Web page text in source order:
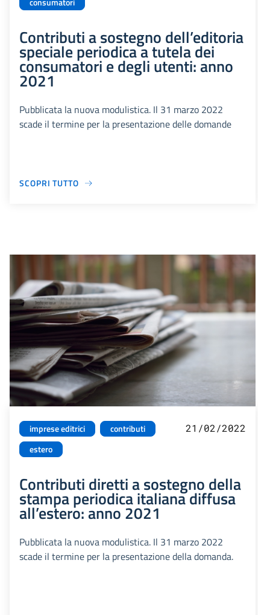
consumatori
Contributi a sostegno dell’editoria
speciale periodica a tutela dei
consumatori e degli utenti: anno
2021
Pubblicata la nuova modulistica. Il 31 marzo 2022
scade il termine per la presentazione delle domande
SCOPRI TUTTO
imprese editrici
contributi
estero
21/02/2022
Contributi diretti a sostegno della
stampa periodica italiana diffusa
all’estero: anno 2021
Pubblicata la nuova modulistica. Il 31 marzo 2022
scade il termine per la presentazione della domanda.